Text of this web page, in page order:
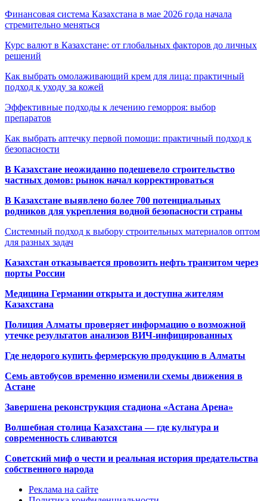
Финансовая система Казахстана в мае 2026 года начала
стремительно меняться
Курс валют в Казахстане: от глобальных факторов до личных
решений
Как выбрать омолаживающий крем для лица: практичный
подход к уходу за кожей
Эффективные подходы к лечению геморроя: выбор
препаратов
Как выбрать аптечку первой помощи: практичный подход к
безопасности
В Казахстане неожиданно подешевело строительство
частных домов: рынок начал корректироваться
В Казахстане выявлено более 700 потенциальных
родников для укрепления водной безопасности страны
Системный подход к выбору строительных материалов оптом
для разных задач
Казахстан отказывается провозить нефть транзитом через
порты России
Медицина Германии открыта и доступна жителям
Казахстана
Полиция Алматы проверяет информацию о возможной
утечке результатов анализов ВИЧ-инфицированных
Где недорого купить фермерскую продукцию в Алматы
Семь автобусов временно изменили схемы движения в
Астане
Завершена реконструкция стадиона «Астана Арена»
Волшебная столица Казахстана — где культура и
современность сливаются
Советский миф о чести и реальная история предательства
собственного народа
Реклама на сайте